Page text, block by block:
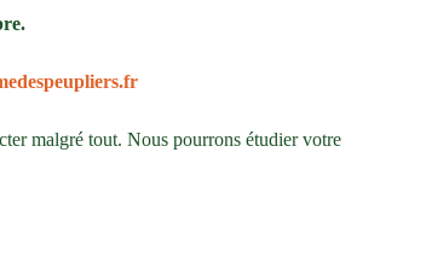
malgré tout. Nous pourrons étudier votre